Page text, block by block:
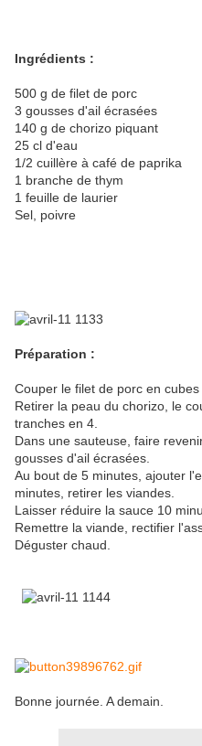
Ingrédients :
500 g de filet de porc
3 gousses d'ail écrasées
140 g de chorizo piquant
25 cl d'eau
1/2 cuillère à café de paprika
1 branche de thym
1 feuille de laurier
Sel, poivre
Préparation :
Couper le filet de porc en cubes
Retirer la peau du chorizo, le
tranches en 4.
Dans une sauteuse, faire
gousses d'ail écrasées.
Au bout de 5 minutes, ajouter
minutes, retirer les viandes.
Laisser réduire la sauce 10
Remettre la viande, rectifier
Déguster chaud.
Bonne journée. A demain.